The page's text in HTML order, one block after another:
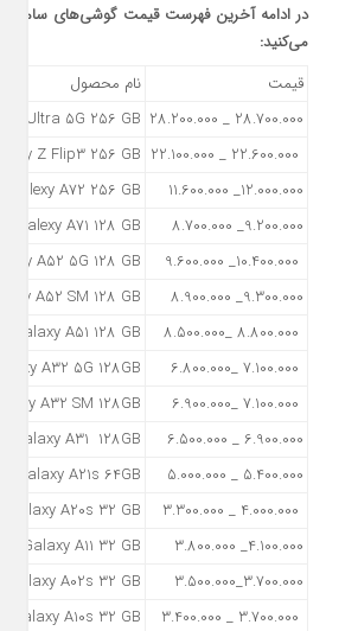
در ادامه آخرین فهرست قیمت گوشی‌های
می‌کنید:
قیمت
نام محصول
28.700.000 _ 28.200.000
Ultra 5G 256 GB
Z Flip3 256 GB
12.000.000_ 11.600.000
Galexy A72 256 GB
9.200.000_ 8.700.000
Galexy A71 128 GB
A52 5G 128 GB
9.300.000_ 8.900.000
A52 SM 128 GB
Galaxy A51 128 GB
A32 5G 128GB
A32 SM 128GB
6.900.000 _ 6.500.000
Galaxy A31 128GB
5.400.000 _ 5.000.000
Galaxy A21s 64GB
Galaxy A20s 32 GB
4.100.000_ 3.800.000
Galaxy A11 32 GB
3.700.000_3.500.000
Galaxy A02s 32 GB
Galaxy A10s 32 GB